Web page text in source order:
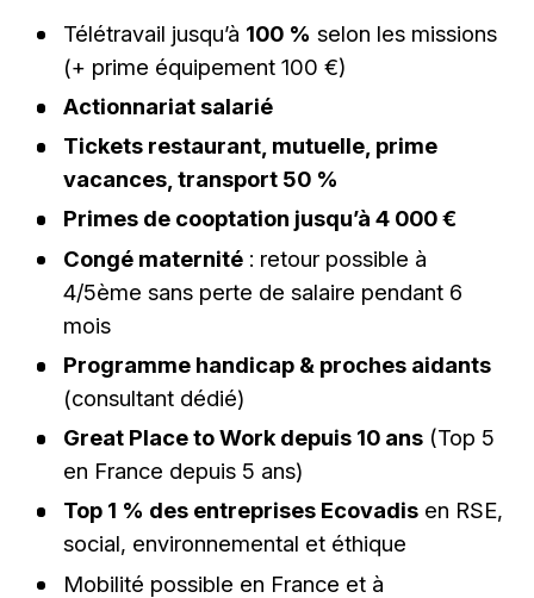
Télétravail jusqu’à 100 % selon les missions
(+ prime équipement 100 €)
Actionnariat salarié
Tickets restaurant, mutuelle, prime
vacances, transport 50 %
Primes de cooptation jusqu’à 4 000 €
Congé maternité: retour possible à
4/5ème sans perte de salaire pendant 6
mois
Programme handicap & proches aidants
(consultant dédié)
Great Place to Work depuis 10 ans(Top 5
en France depuis 5 ans)
Top 1 % des entreprises Ecovadisen RSE,
social, environnemental et éthique
Mobilité possible en France et à